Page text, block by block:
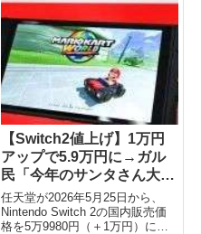
【Switch2値上げ】1万円
アップで5.9万円に→ガル
民「今年のサンタさん大変
だな」「買っといてよかっ
た」
任天堂が2026年5月25日から、
Nintendo Switch 2の国内販売価
格を5万9980円（＋1万円）に値